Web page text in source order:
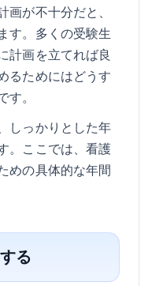
が不十分だと、
す。多くの受験生
計画を立てれば良
るためにはどうす
。
しっかりとした年
。ここでは、看護
めの具体的な年間
る